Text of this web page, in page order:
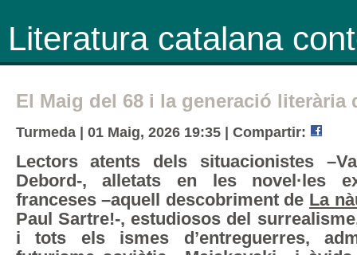
Literatura catalana
El Maig del 68 i la generació literària
Turmeda | 01 Maig, 2026 19:35 | Compartir:
Lectors atents dels situacionistes
Debord-, alletats en les novel·les
franceses –aquell descobriment de La
Paul Sartre!-, estudiosos del
i tots els ismes d’entreguerres,